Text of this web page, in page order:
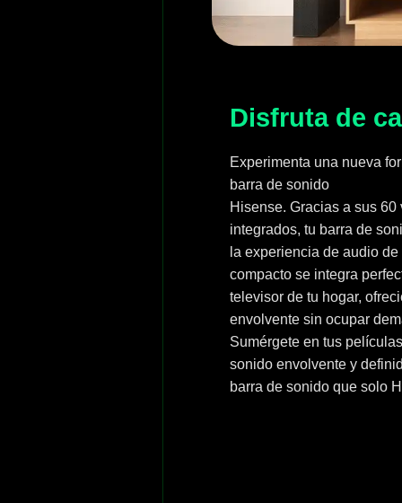
Disfruta de
Experimenta una nueva
barra de sonido
Hisense. Gracias a sus
integrados, tu barra de
la experiencia de audio
compacto se integra
televisor de tu hogar,
envolvente sin ocupar
Sumérgete en tus
sonido envolvente y
barra de sonido que solo